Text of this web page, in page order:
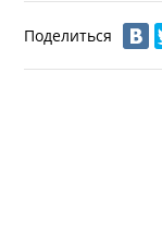
Поделиться